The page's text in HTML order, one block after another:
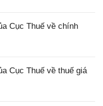
Cục Thuế về chính
Cục Thuế về thuế giá